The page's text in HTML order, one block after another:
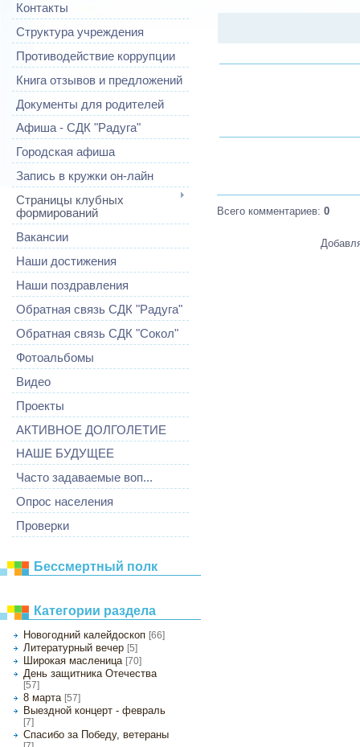
Контакты
Структура учреждения
Противодействие коррупции
Книга отзывов и предложений
Документы для родителей
Афиша - СДК "Радуга"
Городская афиша
Запись в кружки он-лайн
Страницы клубных
формирований
Вакансии
Наши достижения
Наши поздравления
Обратная связь СДК "Радуга"
Обратная связь СДК "Сокол"
Фотоальбомы
Видео
Проекты
АКТИВНОЕ ДОЛГОЛЕТИЕ
НАШЕ БУДУЩЕЕ
Часто задаваемые воп...
Опрос населения
Проверки
Бессмертный полк
Категории раздела
Новогодний калейдоскоп [66]
Литературный вечер [5]
Широкая масленица [70]
День защитника Отечества
[57]
8 марта [57]
Выездной концерт - февраль
[7]
Спасибо за Победу, ветераны
Всего комментариев: 0